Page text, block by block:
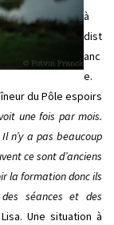
à
dist
anc
e.
du Pôle espoirs
une fois par mois.
n’y a pas beaucoup
ce sont d’anciens
la formation donc ils
séances et des
Une situation à